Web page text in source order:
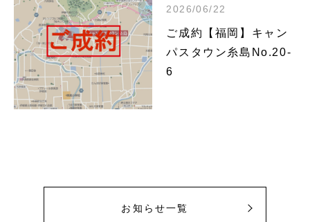
2026/06/22
ご成約【福岡】キャン
パスタウン糸島No.20-
6
お知らせ一覧